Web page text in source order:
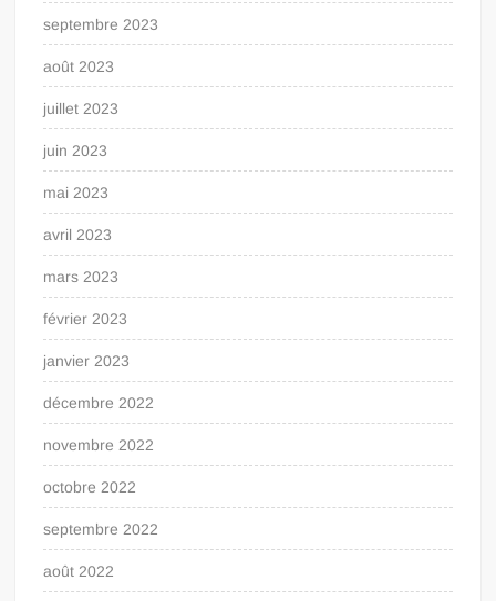
septembre 2023
août 2023
juillet 2023
juin 2023
mai 2023
avril 2023
mars 2023
février 2023
janvier 2023
décembre 2022
novembre 2022
octobre 2022
septembre 2022
août 2022